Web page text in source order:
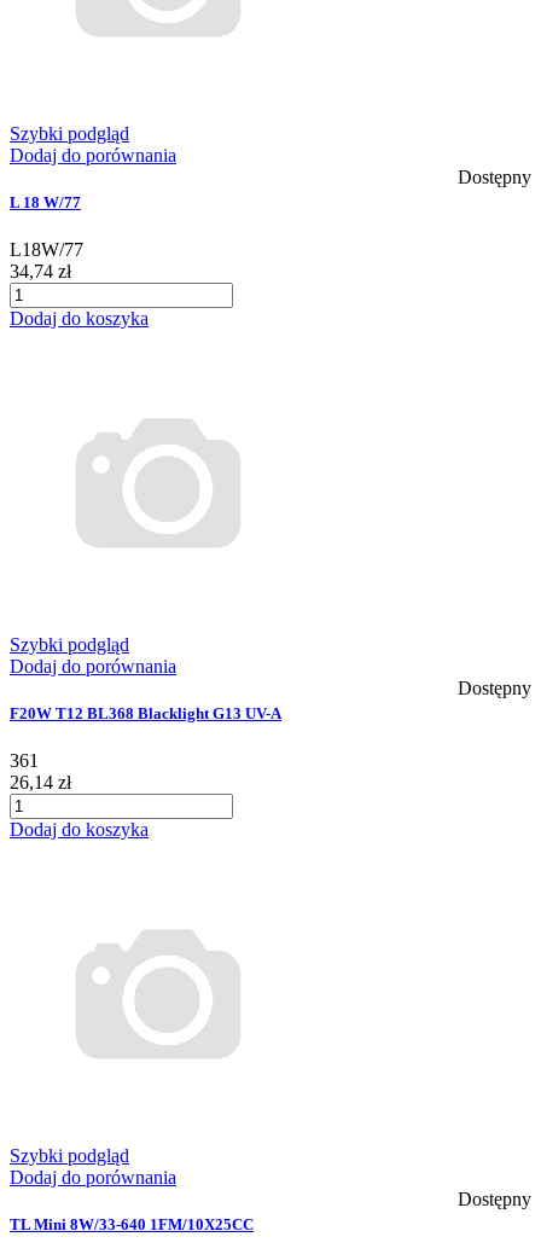
Szybki podgląd
Dodaj do porównania
Dostępny
L 18 W/77
L18W/77
34,74 zł
Dodaj do koszyka
Szybki podgląd
Dodaj do porównania
Dostępny
F20W T12 BL368 Blacklight G13 UV-A
361
26,14 zł
Dodaj do koszyka
Szybki podgląd
Dodaj do porównania
Dostępny
TL Mini 8W/33-640 1FM/10X25CC